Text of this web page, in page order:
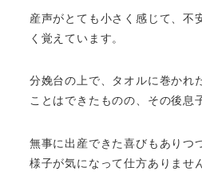
産声がとても小さく感じて、不
く覚えています。
分娩台の上で、タオルに巻かれ
ことはできたものの、その後
無事に出産できた喜びもありつ
様子が気になって仕方ありませ